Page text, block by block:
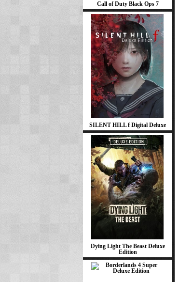
Call of Duty Black Ops 7
SILENT HILL f Digital Deluxe
Dying Light The Beast Deluxe
Edition